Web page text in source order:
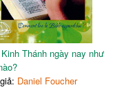
Thánh ngày nay như
Daniel Foucher